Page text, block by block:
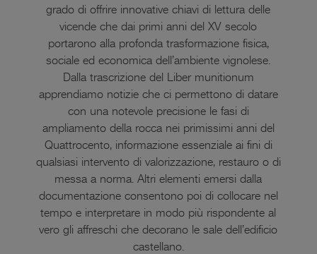
grado di offrire innovative chiavi di lettura delle
vicende che dai primi anni del XV secolo
portarono alla profonda trasformazione fisica,
sociale ed economica dell’ambiente vignolese.
Dalla trascrizione del Liber munitionum
apprendiamo notizie che ci permettono di datare
con una notevole precisione le fasi di
ampliamento della rocca nei primissimi anni del
Quattrocento, informazione essenziale ai fini di
qualsiasi intervento di valorizzazione, restauro o di
messa a norma. Altri elementi emersi dalla
documentazione consentono poi di collocare nel
tempo e interpretare in modo più rispondente al
vero gli affreschi che decorano le sale dell’edificio
castellano.